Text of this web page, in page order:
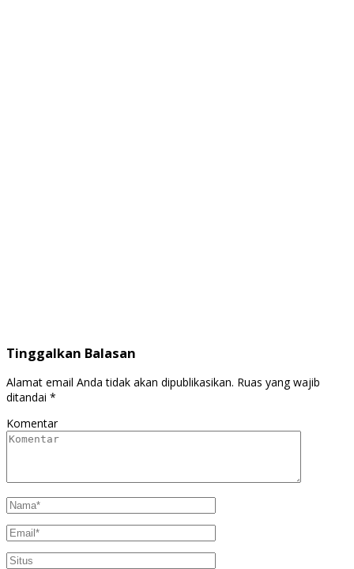
Tinggalkan Balasan
Alamat email Anda tidak akan dipublikasikan. Ruas yang wajib
ditandai *
Komentar